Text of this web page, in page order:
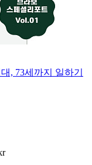
, 73세까지 일하기